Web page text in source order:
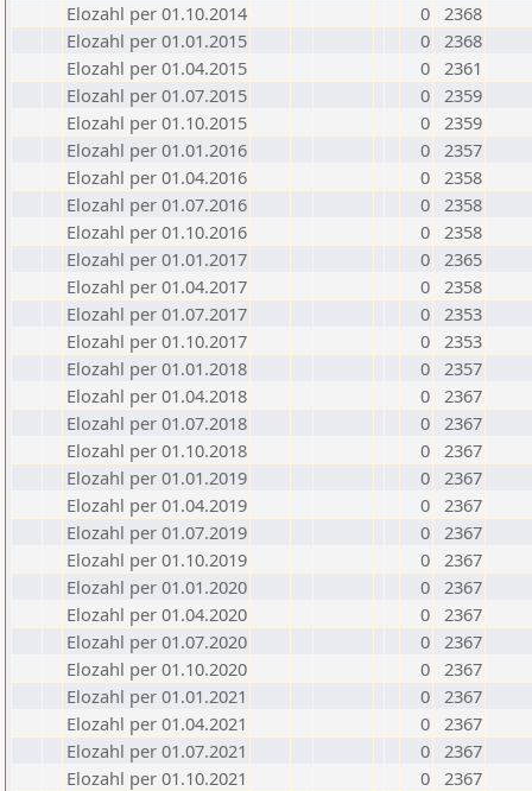
Elozahl per 01.10.2014
0 2368
Elozahl per 01.01.2015
0 2368
Elozahl per 01.04.2015
0 2361
Elozahl per 01.07.2015
0 2359
Elozahl per 01.10.2015
0 2359
Elozahl per 01.01.2016
0 2357
Elozahl per 01.04.2016
0 2358
Elozahl per 01.07.2016
0 2358
Elozahl per 01.10.2016
0 2358
Elozahl per 01.01.2017
0 2365
Elozahl per 01.04.2017
0 2358
Elozahl per 01.07.2017
0 2353
Elozahl per 01.10.2017
0 2353
Elozahl per 01.01.2018
0 2357
Elozahl per 01.04.2018
0 2367
Elozahl per 01.07.2018
0 2367
Elozahl per 01.10.2018
0 2367
Elozahl per 01.01.2019
0 2367
Elozahl per 01.04.2019
0 2367
Elozahl per 01.07.2019
0 2367
Elozahl per 01.10.2019
0 2367
Elozahl per 01.01.2020
0 2367
Elozahl per 01.04.2020
0 2367
Elozahl per 01.07.2020
0 2367
Elozahl per 01.10.2020
0 2367
Elozahl per 01.01.2021
0 2367
Elozahl per 01.04.2021
0 2367
Elozahl per 01.07.2021
0 2367
Elozahl per 01.10.2021
0 2367